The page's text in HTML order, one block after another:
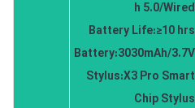
h 5.0/Wired
Battery Life:≥10 hrs
Battery:3030mAh/3.7V
Stylus:X3 Pro Smart
Chip Stylus